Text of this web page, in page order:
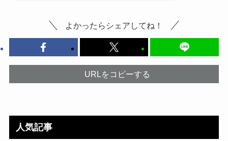
よかったらシェアしてね！
URLをコピーする
人気記事